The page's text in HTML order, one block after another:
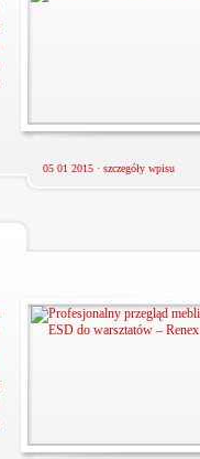
05 01 2015 · szczegóły wpisu